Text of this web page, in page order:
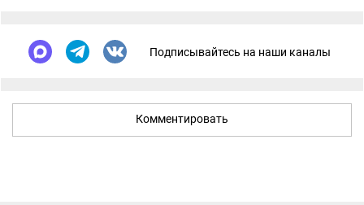
Подписывайтесь на наши каналы
Комментировать